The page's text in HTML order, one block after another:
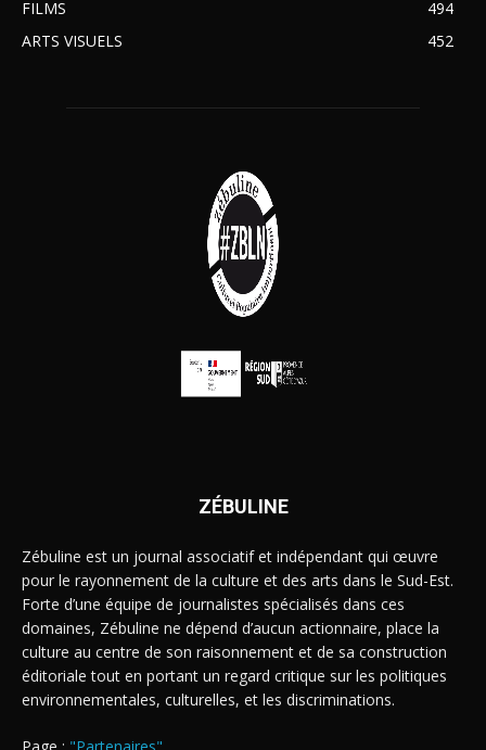
FILMS
494
ARTS VISUELS
452
ZÉBULINE
Zébuline est un journal associatif et indépendant qui œuvre
pour le rayonnement de la culture et des arts dans le Sud-Est.
Forte d’une équipe de journalistes spécialisés dans ces
domaines, Zébuline ne dépend d’aucun actionnaire, place la
culture au centre de son raisonnement et de sa construction
éditoriale tout en portant un regard critique sur les politiques
environnementales, culturelles, et les discriminations.